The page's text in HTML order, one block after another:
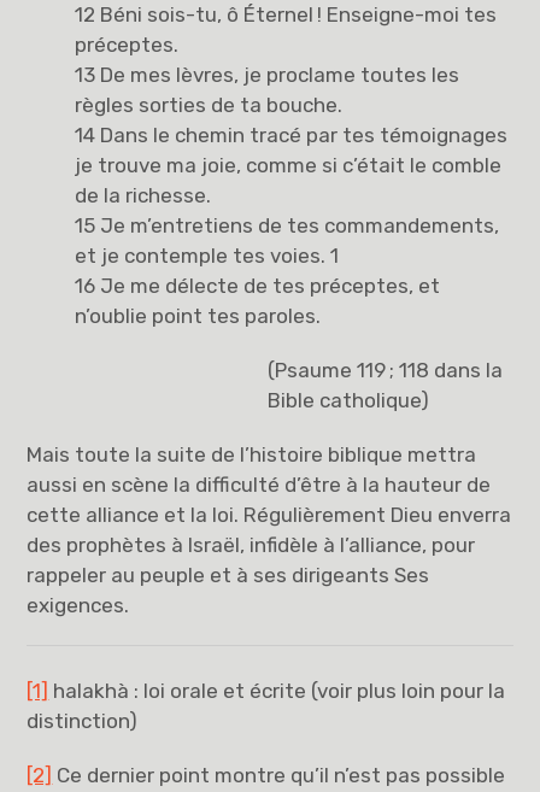
12 Béni sois-tu, ô Éternel ! Enseigne-moi tes
préceptes.
13 De mes lèvres, je proclame toutes les
règles sorties de ta bouche.
14 Dans le chemin tracé par tes témoignages
je trouve ma joie, comme si c’était le comble
de la richesse.
15 Je m’entretiens de tes commandements,
et je contemple tes voies. 1
16 Je me délecte de tes préceptes, et
n’oublie point tes paroles.
(Psaume 119 ; 118 dans la
Bible catholique)
Mais toute la suite de l’histoire biblique mettra
aussi en scène la difficulté d’être à la hauteur de
cette alliance et la loi. Régulièrement Dieu enverra
des prophètes à Israël, infidèle à l’alliance, pour
rappeler au peuple et à ses dirigeants Ses
exigences.
[1] halakhà : loi orale et écrite (voir plus loin pour la
distinction)
[2] Ce dernier point montre qu’il n’est pas possible